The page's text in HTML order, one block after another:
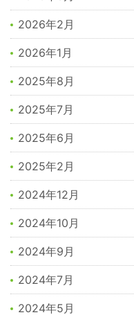
2026年2月
2026年1月
2025年8月
2025年7月
2025年6月
2025年2月
2024年12月
2024年10月
2024年9月
2024年7月
2024年5月